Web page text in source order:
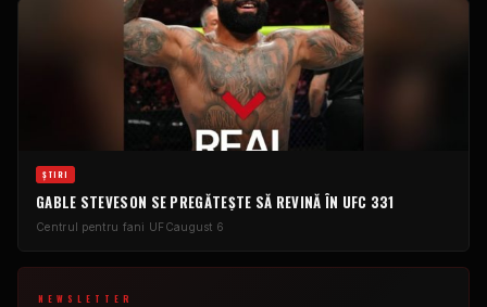
ŞTIRI
GABLE STEVESON SE PREGĂTEȘTE SĂ REVINĂ ÎN UFC 331
Centrul pentru fani UFCaugust 6
NEWSLETTER